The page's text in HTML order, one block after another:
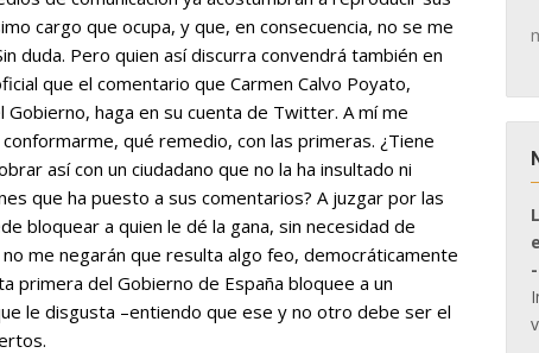
cargo que ocupa, y que, en consecuencia, no se me
duda. Pero quien así discurra convendrá también en
que el comentario que Carmen Calvo Poyato,
haga en su cuenta de Twitter. A mí me
qué remedio, con las primeras. ¿Tiene
así con un ciudadano que no la ha insultado ni
que ha puesto a sus comentarios? A juzgar por las
bloquear a quien le dé la gana, sin necesidad de
me negarán que resulta algo feo, democráticamente
primera del Gobierno de España bloquee a un
le disgusta ­–entiendo que ese y no otro debe ser el